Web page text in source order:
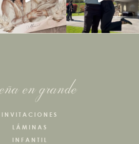
en grande
INVITACIONES
LÁMINAS
INFANTIL